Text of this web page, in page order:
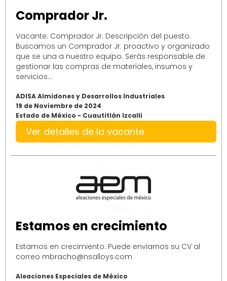
Comprador Jr.
Vacante: Comprador Jr. Descripción del puesto:
Buscamos un Comprador Jr. proactivo y organizado
que se una a nuestro equipo. Serás responsable de
gestionar las compras de materiales, insumos y
servicios...
ADISA Almidones y Desarrollos Industriales
19 de Noviembre de 2024
Estado de México - Cuautitlán Izcalli
Ver detalles de la vacante
Estamos en crecimiento
Estamos en crecimiento. Puede enviarnos su CV al
correo mbracho@nsalloys.com
Aleaciones Especiales de México